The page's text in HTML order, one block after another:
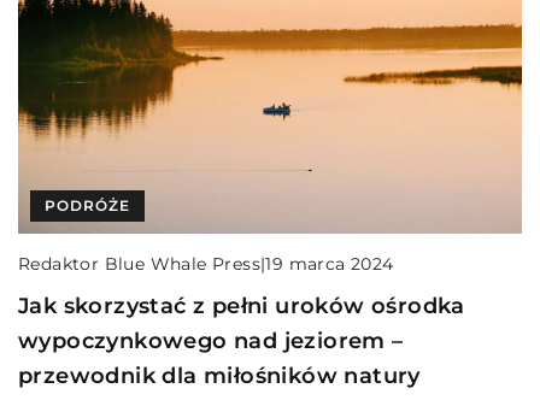
PODRÓŻE
Redaktor Blue Whale Press|19 marca 2024
Jak skorzystać z pełni uroków ośrodka
wypoczynkowego nad jeziorem –
przewodnik dla miłośników natury